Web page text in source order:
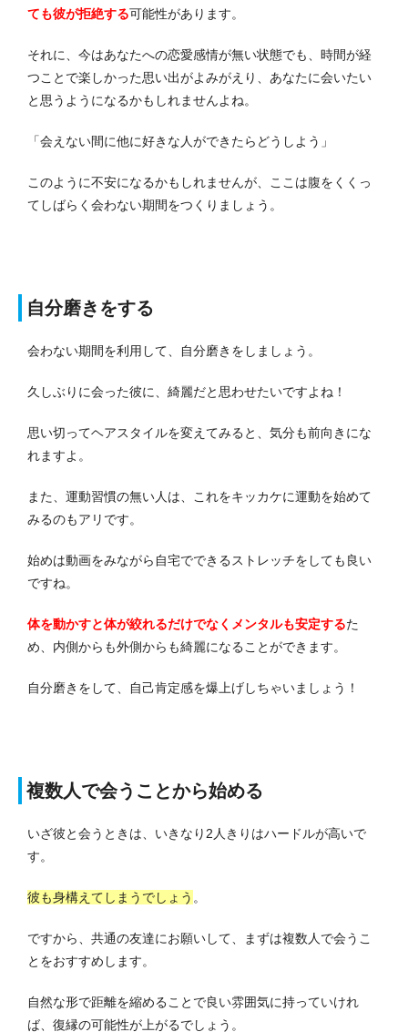
ても彼が拒絶する可能性があります。
それに、今はあなたへの恋愛感情が無い状態でも、時間が経
つことで楽しかった思い出がよみがえり、あなたに会いたい
と思うようになるかもしれませんよね。
「会えない間に他に好きな人ができたらどうしよう」
このように不安になるかもしれませんが、ここは腹をくくっ
てしばらく会わない期間をつくりましょう。
自分磨きをする
会わない期間を利用して、自分磨きをしましょう。
久しぶりに会った彼に、綺麗だと思わせたいですよね！
思い切ってヘアスタイルを変えてみると、気分も前向きにな
れますよ。
また、運動習慣の無い人は、これをキッカケに運動を始めて
みるのもアリです。
始めは動画をみながら自宅でできるストレッチをしても良い
ですね。
体を動かすと体が絞れるだけでなくメンタルも安定するた
め、内側からも外側からも綺麗になることができます。
自分磨きをして、自己肯定感を爆上げしちゃいましょう！
複数人で会うことから始める
いざ彼と会うときは、いきなり2人きりはハードルが高いで
す。
彼も身構えてしまうでしょう 。
ですから、共通の友達にお願いして、まずは複数人で会うこ
とをおすすめします。
自然な形で距離を縮めることで良い雰囲気に持っていけれ
ば、復縁の可能性が上がるでしょう。